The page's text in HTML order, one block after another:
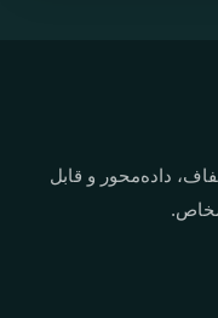
داده‌محور و قابل